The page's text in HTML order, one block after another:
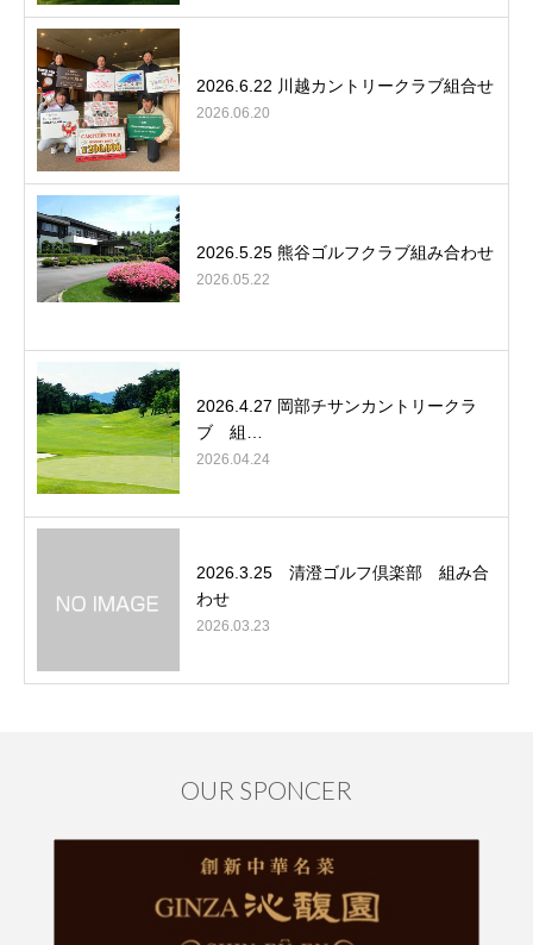
2026.6.22 川越カントリークラブ組合せ
2026.06.20
2026.5.25 熊谷ゴルフクラブ組み合わせ
2026.05.22
2026.4.27 岡部チサンカントリークラ
ブ 組…
2026.04.24
2026.3.25 清澄ゴルフ倶楽部 組み合
わせ
2026.03.23
OUR SPONCER